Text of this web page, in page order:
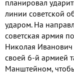
планировал
линии советской
ударом. На
советская армия
Николая
своей 6-й армией
Манштейном,